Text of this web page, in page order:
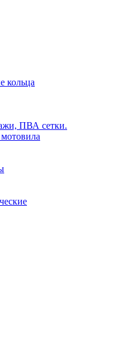
кольца
ПВА сетки.